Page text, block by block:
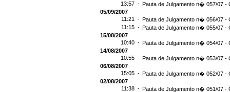
13:57 - Pauta de Julgamento n� 057/07 -
05/09/2007
11:21 - Pauta de Julgamento n� 056/07 -
11:15 - Pauta de Julgamento n� 055/07 -
15/08/2007
10:40 - Pauta de Julgamento n� 054/07 -
14/08/2007
10:55 - Pauta de Julgamento n� 053/07 -
06/08/2007
15:05 - Pauta de Julgamento n� 052/07 -
02/08/2007
11:38 - Pauta de Julgamento n� 051/07 -